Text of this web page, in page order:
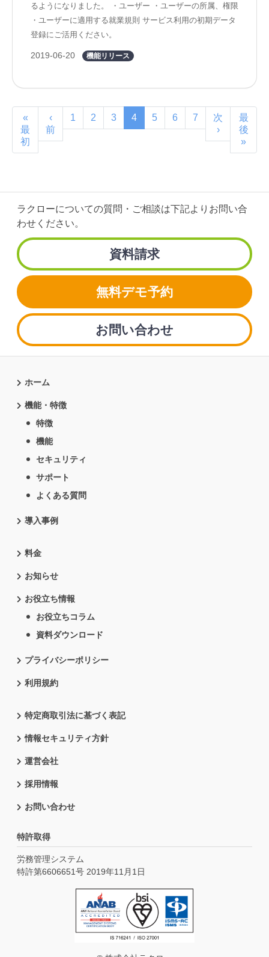
るようになりました。 ・ユーザー ・ユーザーの所属、権限
・ユーザーに適用する就業規則 サービス利用の初期データ
登録にご活用ください。
2019-06-20 機能リリース
«
最
初
‹
前
1 2 3 4 5 6 7
次
›
最
後
»
ラクローについての質問・ご相談は下記よりお問い合
わせください。
資料請求
無料デモ予約
お問い合わせ
ホーム
機能・特徴
特徴
機能
セキュリティ
サポート
よくある質問
導入事例
料金
お知らせ
お役立ち情報
お役立ちコラム
資料ダウンロード
プライバシーポリシー
利用規約
特定商取引法に基づく表記
情報セキュリティ方針
運営会社
採用情報
お問い合わせ
特許取得
労務管理システム
特許第6606651号 2019年11月1日